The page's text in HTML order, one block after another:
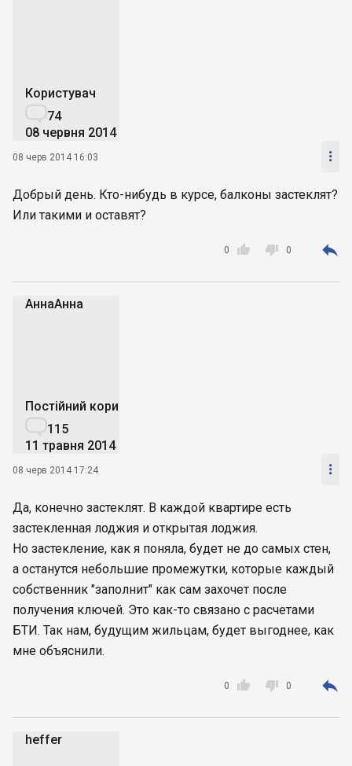
Користувач
74
08 червня 2014
08 черв 2014 16:03 
Добрый день. Кто-нибудь в курсе, балконы застеклят?
Или такими и оставят?

0  0 
АннаАнна
Постійний користувач
115
11 травня 2014
08 черв 2014 17:24 
Да, конечно застеклят. В каждой квартире есть
застекленная лоджия и открытая лоджия.
Но застекление, как я поняла, будет не до самых стен,
а останутся небольшие промежутки, которые каждый
собственник "заполнит" как сам захочет после
получения ключей. Это как-то связано с расчетами
БТИ. Так нам, будущим жильцам, будет выгоднее, как
мне объяснили.

0  0 
heffer